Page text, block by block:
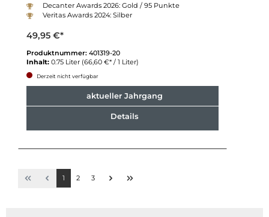
Decanter Awards 2026: Gold / 95 Punkte
Veritas Awards 2024: Silber
49,95 €*
Produktnummer: 401319-20
Inhalt: 0.75 Liter (66,60 €* / 1 Liter)
Derzeit nicht verfügbar
aktueller Jahrgang
Details
1 2 3